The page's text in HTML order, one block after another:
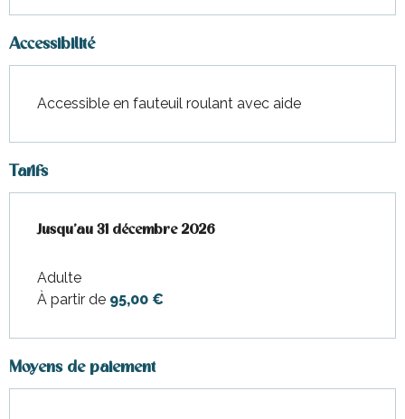
Accessibilité
Accessible en fauteuil roulant avec aide
Tarifs
Du24 janvier 2026au31 décembre 2026
Jusqu'au 31 décembre 2026
Adulte
À partir de 95,00 €
Moyens de paiement